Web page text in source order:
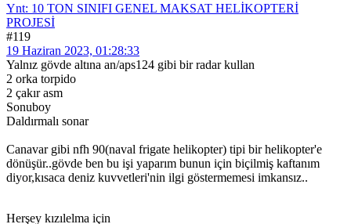
Ynt: 10 TON SINIFI GENEL MAKSAT HELİKOPTERİ
PROJESİ
#119
19 Haziran 2023, 01:28:33
Yalnız gövde altına an/aps124 gibi bir radar kullan
2 orka torpido
2 çakır asm
Sonuboy
Daldırmalı sonar
Canavar gibi nfh 90(naval frigate helikopter) tipi bir helikopter'e
dönüşür..gövde ben bu işi yaparım bunun için biçilmiş kaftanım
diyor,kısaca deniz kuvvetleri'nin ilgi göstermemesi imkansız..
Herşey kızılelma için